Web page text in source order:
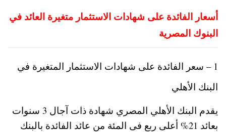
أسعار الفائدة على شهادات الاستثمار متغيرة العائد في
البنوك المصرية
1 – سعر الفائدة على شهادات الاستثمار المتغيرة في
البنك الأهلي
يقدم البنك الأهلي المصري شهادة ذات آجال 3 سنوات
بعائد 21% أعلى ربع فى المئة من عائد الفائدة بالبنك